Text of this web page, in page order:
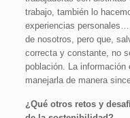
trabajo, también lo
experiencias
de nosotros, pero que,
correcta y constante, no
población. La información
manejarla de manera
¿Qué otros retos y